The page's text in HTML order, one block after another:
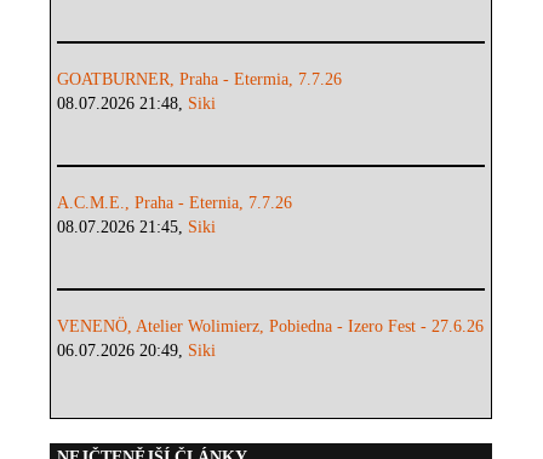
GOATBURNER, Praha - Etermia, 7.7.26
08.07.2026 21:48, Siki
A.C.M.E., Praha - Eternia, 7.7.26
08.07.2026 21:45, Siki
VENENÖ, Atelier Wolimierz, Pobiedna - Izero Fest - 27.6.26
06.07.2026 20:49, Siki